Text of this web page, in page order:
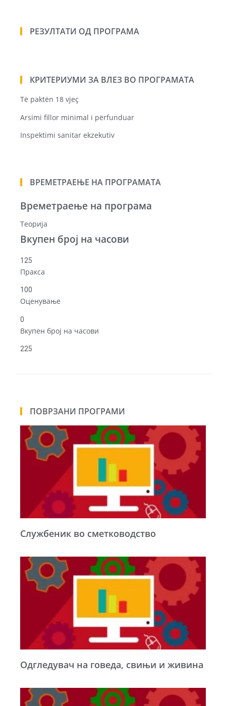
РЕЗУЛТАТИ ОД ПРОГРАМА
КРИТЕРИУМИ ЗА ВЛЕЗ ВО ПРОГРАМАТА
Të paktën 18 vjeç
Arsimi fillor minimal i përfunduar
Inspektimi sanitar ekzekutiv
ВРЕМЕТРАЕЊЕ НА ПРОГРАМАТА
Времетраење на програма
Теорија
Вкупен број на часови
125
Пракса
100
Оценување
0
Вкупен број на часови
225
ПОВРЗАНИ ПРОГРАМИ
Службеник во сметководство
Одгледувач на говеда, свињи и живина